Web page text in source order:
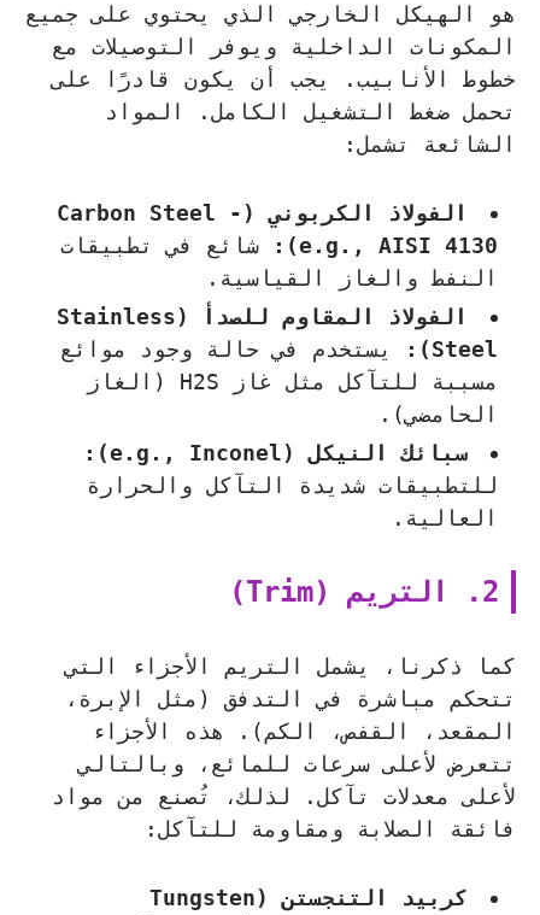
هو الهيكل الخارجي الذي يحتوي على جميع
المكونات الداخلية ويوفر التوصيلات مع
خطوط الأنابيب. يجب أن يكون قادرًا على
تحمل ضغط التشغيل الكامل. المواد
الشائعة تشمل:
الفولاذ الكربوني (Carbon Steel -
e.g., AISI 4130):
شائع في تطبيقات
النفط والغاز القياسية.
الفولاذ المقاوم للصدأ (Stainless
Steel):
يستخدم في حالة وجود موائع
مسببة للتآكل مثل غاز H2S (الغاز
الحامضي).
سبائك النيكل (e.g., Inconel):
للتطبيقات شديدة التآكل والحرارة
العالية.
2. التريم (Trim)
كما ذكرنا، يشمل التريم الأجزاء التي
تتحكم مباشرة في التدفق (مثل الإبرة،
المقعد، القفص، الكم). هذه الأجزاء
تتعرض لأعلى سرعات للمائع، وبالتالي
لأعلى معدلات تآكل. لذلك، تُصنع من مواد
فائقة الصلابة ومقاومة للتآكل:
كربيد التنجستن (Tungsten